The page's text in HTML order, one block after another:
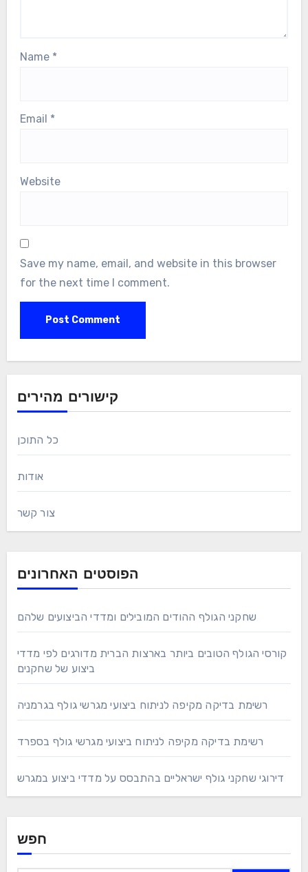
Name *
Email *
Website
Save my name, email, and website in this browser
for the next time I comment.
קישורים מהירים
כל התוכן
אודות
צור קשר
הפוסטים האחרונים
שחקני הגולף ההודים המובילים ומדדי הביצועים שלהם
קורסי הגולף הטובים ביותר בארצות הברית מדורגים לפי מדדי
ביצוע של שחקנים
רשימת בדיקה מקיפה לניתוח ביצועי מגרשי גולף בגרמניה
רשימת בדיקה מקיפה לניתוח ביצועי מגרשי גולף בספרד
דירוגי שחקני גולף ישראליים בהתבסס על מדדי ביצוע במגרש
חפש